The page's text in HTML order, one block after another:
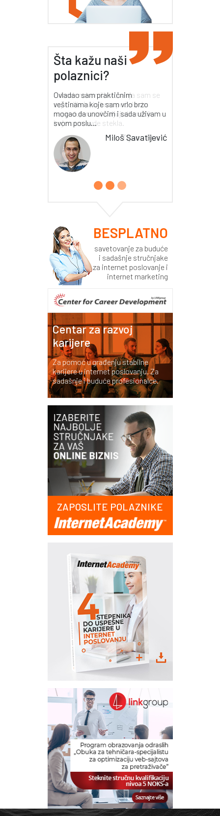
Šta kažu naši
polaznici?
Odmah nakon školovanja sam se
zaposlila i vrlo brzo počela da
napredujem zahvaljujući znanju
koje sam ovde stekla.
Tijana Rusić
BESPLATNO
savetovanje za buduće
i sadašnje stručnjake
za internet poslovanje i
internet marketing
Centar za razvoj
karijere
Za pomoć u građenju stabilne
karijere u internet poslovanju. Za
sadašnje i buduće profesionalce.
ZAPOSLITE POLAZNIKE